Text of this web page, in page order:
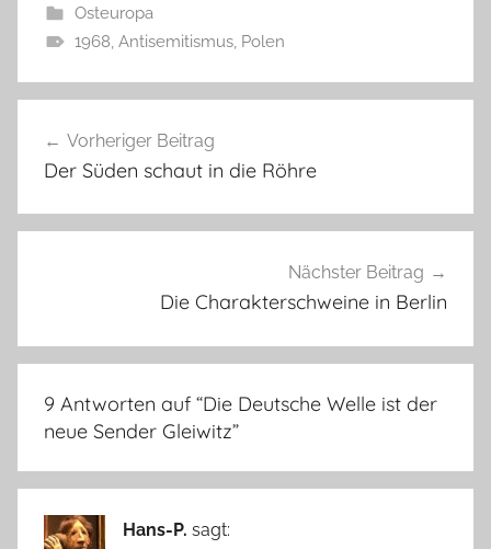
Osteuropa
1968, Antisemitismus, Polen
Vorheriger Beitrag
Der Süden schaut in die Röhre
Nächster Beitrag
Die Charakterschweine in Berlin
9 Antworten auf “Die Deutsche Welle ist der
neue Sender Gleiwitz”
Hans-P. sagt: